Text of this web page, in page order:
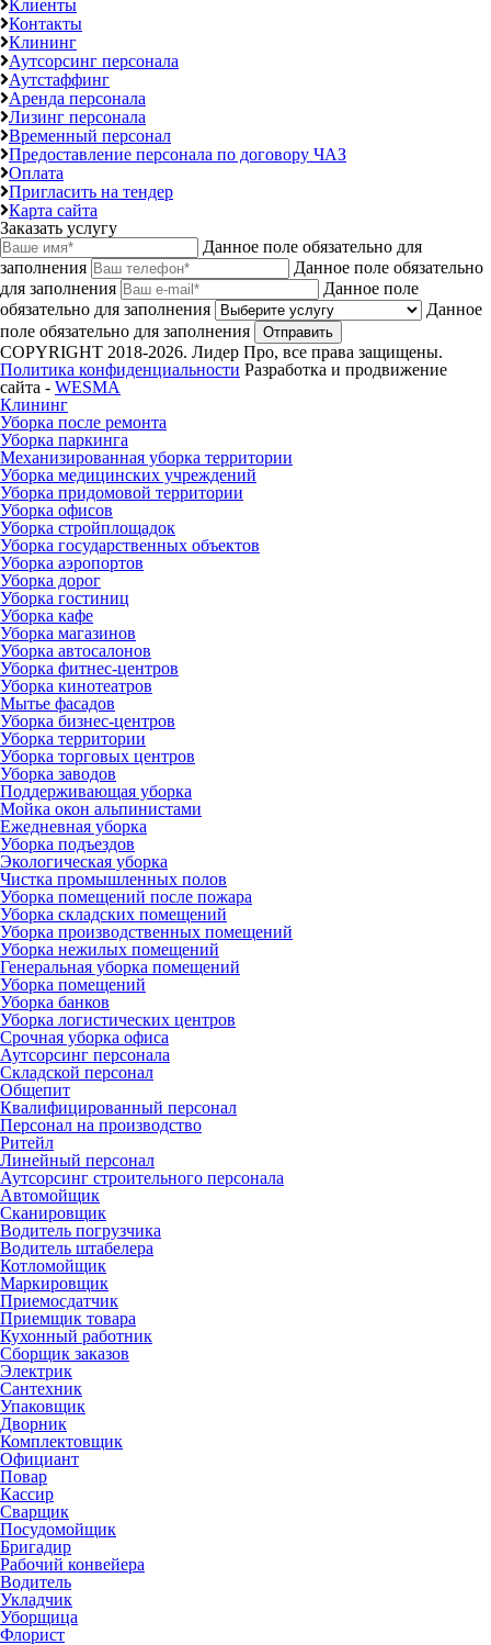
Клиенты
Контакты
Клининг
Аутсорсинг персонала
Аутстаффинг
Аренда персонала
Лизинг персонала
Временный персонал
Предоставление персонала по договору ЧАЗ
Оплата
Пригласить на тендер
Карта сайта
Заказать услугу
Данное поле обязательно для
заполнения
Данное поле обязательно
для заполнения
Данное поле
обязательно для заполнения
Данное
поле обязательно для заполнения
Отправить
COPYRIGHT 2018-2026. Лидер Про, все права защищены.
Политика конфиденциальности Разработка и продвижение
сайта - WESMA
Клининг
Уборка после ремонта
Уборка паркинга
Механизированная уборка территории
Уборка медицинских учреждений
Уборка придомовой территории
Уборка офисов
Уборка стройплощадок
Уборка государственных объектов
Уборка аэропортов
Уборка дорог
Уборка гостиниц
Уборка кафе
Уборка магазинов
Уборка автосалонов
Уборка фитнес-центров
Уборка кинотеатров
Мытье фасадов
Уборка бизнес-центров
Уборка территории
Уборка торговых центров
Уборка заводов
Поддерживающая уборка
Мойка окон альпинистами
Ежедневная уборка
Уборка подъездов
Экологическая уборка
Чистка промышленных полов
Уборка помещений после пожара
Уборка складских помещений
Уборка производственных помещений
Уборка нежилых помещений
Генеральная уборка помещений
Уборка помещений
Уборка банков
Уборка логистических центров
Срочная уборка офиса
Аутсорсинг персонала
Складской персонал
Общепит
Квалифицированный персонал
Персонал на производство
Ритейл
Линейный персонал
Аутсорсинг строительного персонала
Автомойщик
Сканировщик
Водитель погрузчика
Водитель штабелера
Котломойщик
Маркировщик
Приемосдатчик
Приемщик товара
Кухонный работник
Сборщик заказов
Электрик
Сантехник
Упаковщик
Дворник
Комплектовщик
Официант
Повар
Кассир
Сварщик
Посудомойщик
Бригадир
Рабочий конвейера
Водитель
Укладчик
Уборщица
Флорист